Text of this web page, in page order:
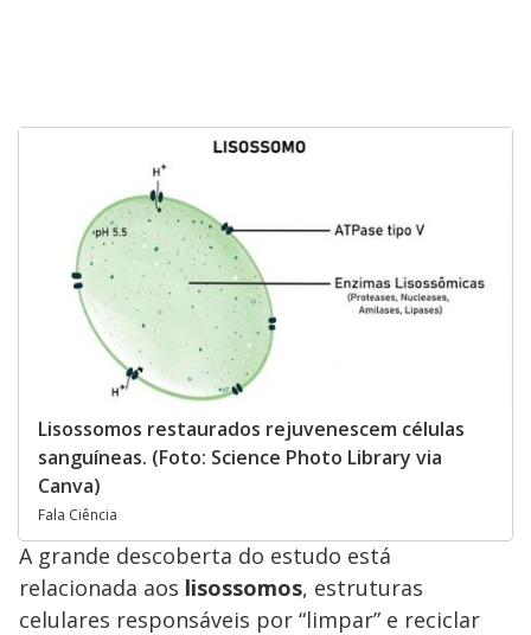
Lisossomos restaurados rejuvenescem células
sanguíneas. (Foto: Science Photo Library via
Canva)
Fala Ciência
A grande descoberta do estudo está
relacionada aos lisossomos, estruturas
celulares responsáveis por “limpar” e reciclar